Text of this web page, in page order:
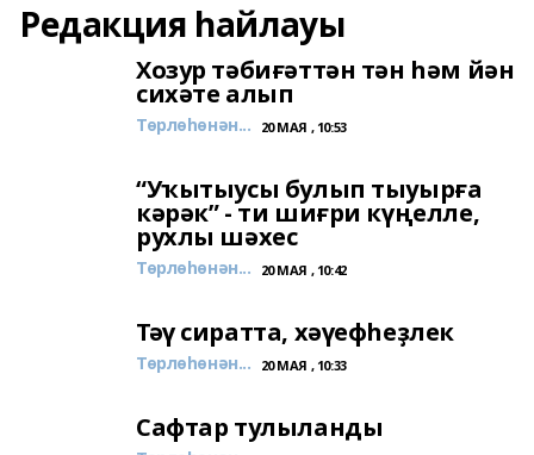
Редакция һайлауы
Хозур тәбиғәттән тән һәм йән
сихәте алып
Төрлөһөнән... 20 МАЯ , 10:53
“Уҡытыусы булып тыуырға
кәрәк” - ти шиғри күңелле,
рухлы шәхес
Төрлөһөнән... 20 МАЯ , 10:42
Тәү сиратта, хәүефһеҙлек
Төрлөһөнән... 20 МАЯ , 10:33
Сафтар тулыланды